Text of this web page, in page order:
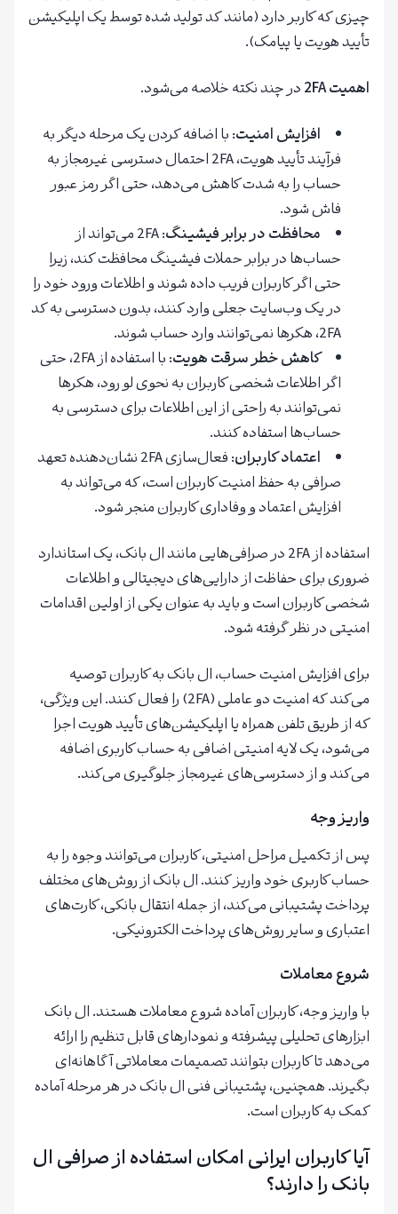
چیزی که کاربر دارد (مانند کد تولید شده توسط یک اپلیکیشن
تأیید هویت یا پیامک).
اهمیت 2FA
در چند نکته خلاصه می‌شود.
افزایش امنیت: با اضافه کردن یک مرحله دیگر به
فرآیند تأیید هویت، 2FA احتمال دسترسی غیرمجاز به
حساب را به شدت کاهش می‌دهد، حتی اگر رمز عبور
فاش شود.
محافظت در برابر فیشینگ
: 2FA می‌تواند از
حساب‌ها در برابر حملات فیشینگ محافظت کند، زیرا
حتی اگر کاربران فریب داده شوند و اطلاعات ورود خود را
در یک وب‌سایت جعلی وارد کنند، بدون دسترسی به کد
2FA، هکرها نمی‌توانند وارد حساب شوند.
کاهش خطر سرقت هویت
: با استفاده از 2FA، حتی
اگر اطلاعات شخصی کاربران به نحوی لو رود، هکرها
نمی‌توانند به راحتی از این اطلاعات برای دسترسی به
حساب‌ها استفاده کنند.
اعتماد کاربران
: فعال‌سازی 2FA نشان‌دهنده تعهد
صرافی به حفظ امنیت کاربران است، که می‌تواند به
افزایش اعتماد و وفاداری کاربران منجر شود.
استفاده از 2FA در صرافی‌هایی مانند ال بانک، یک استاندارد
ضروری برای حفاظت از دارایی‌های دیجیتالی و اطلاعات
شخصی کاربران است و باید به عنوان یکی از اولین اقدامات
امنیتی در نظر گرفته شود.
برای افزایش امنیت حساب، ال بانک به کاربران توصیه
می‌کند که امنیت دو عاملی (2FA) را فعال کنند. این ویژگی،
که از طریق تلفن همراه یا اپلیکیشن‌های تأیید هویت اجرا
می‌شود، یک لایه امنیتی اضافی به حساب کاربری اضافه
می‌کند و از دسترسی‌های غیرمجاز جلوگیری می‌کند.
واریز وجه
پس از تکمیل مراحل امنیتی، کاربران می‌توانند وجوه را به
حساب کاربری خود واریز کنند. ال بانک از روش‌های مختلف
پرداخت پشتیبانی می‌کند، از جمله انتقال بانکی، کارت‌های
اعتباری و سایر روش‌های پرداخت الکترونیکی.
شروع معاملات
با واریز وجه، کاربران آماده شروع معاملات هستند. ال بانک
ابزارهای تحلیلی پیشرفته و نمودارهای قابل تنظیم را ارائه
می‌دهد تا کاربران بتوانند تصمیمات معاملاتی آگاهانه‌ای
بگیرند. همچنین، پشتیبانی فنی ال بانک در هر مرحله آماده
کمک به کاربران است.
آیا کاربران ایرانی امکان استفاده از صرافی ال
بانک را دارند؟